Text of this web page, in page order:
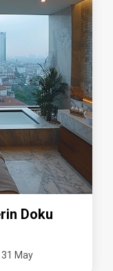
Doku
31 May